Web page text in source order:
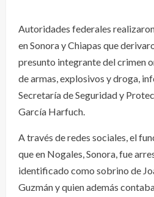
Autoridades federales
en Sonora y Chiapas que
presunto integrante del crimen
de armas, explosivos y droga,
Secretaría de Seguridad y
García Harfuch.
A través de redes sociales, el
que en Nogales, Sonora, fue
identificado como sobrino de
Guzmán y quien además